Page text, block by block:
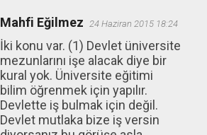
Mahfi Eğilmez 24 Haziran 2015 18:24
İki konu var. (1) Devlet üniversite
mezunlarını işe alacak diye bir
kural yok. Üniversite eğitimi
bilim öğrenmek için yapılır.
Devlette iş bulmak için değil.
Devlet mutlaka bize iş versin